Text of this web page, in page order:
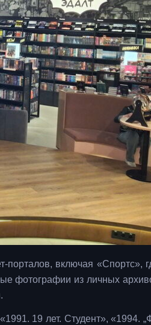
включая «Спортс»,
фотографии из личных
19 лет. Студент», «1994.